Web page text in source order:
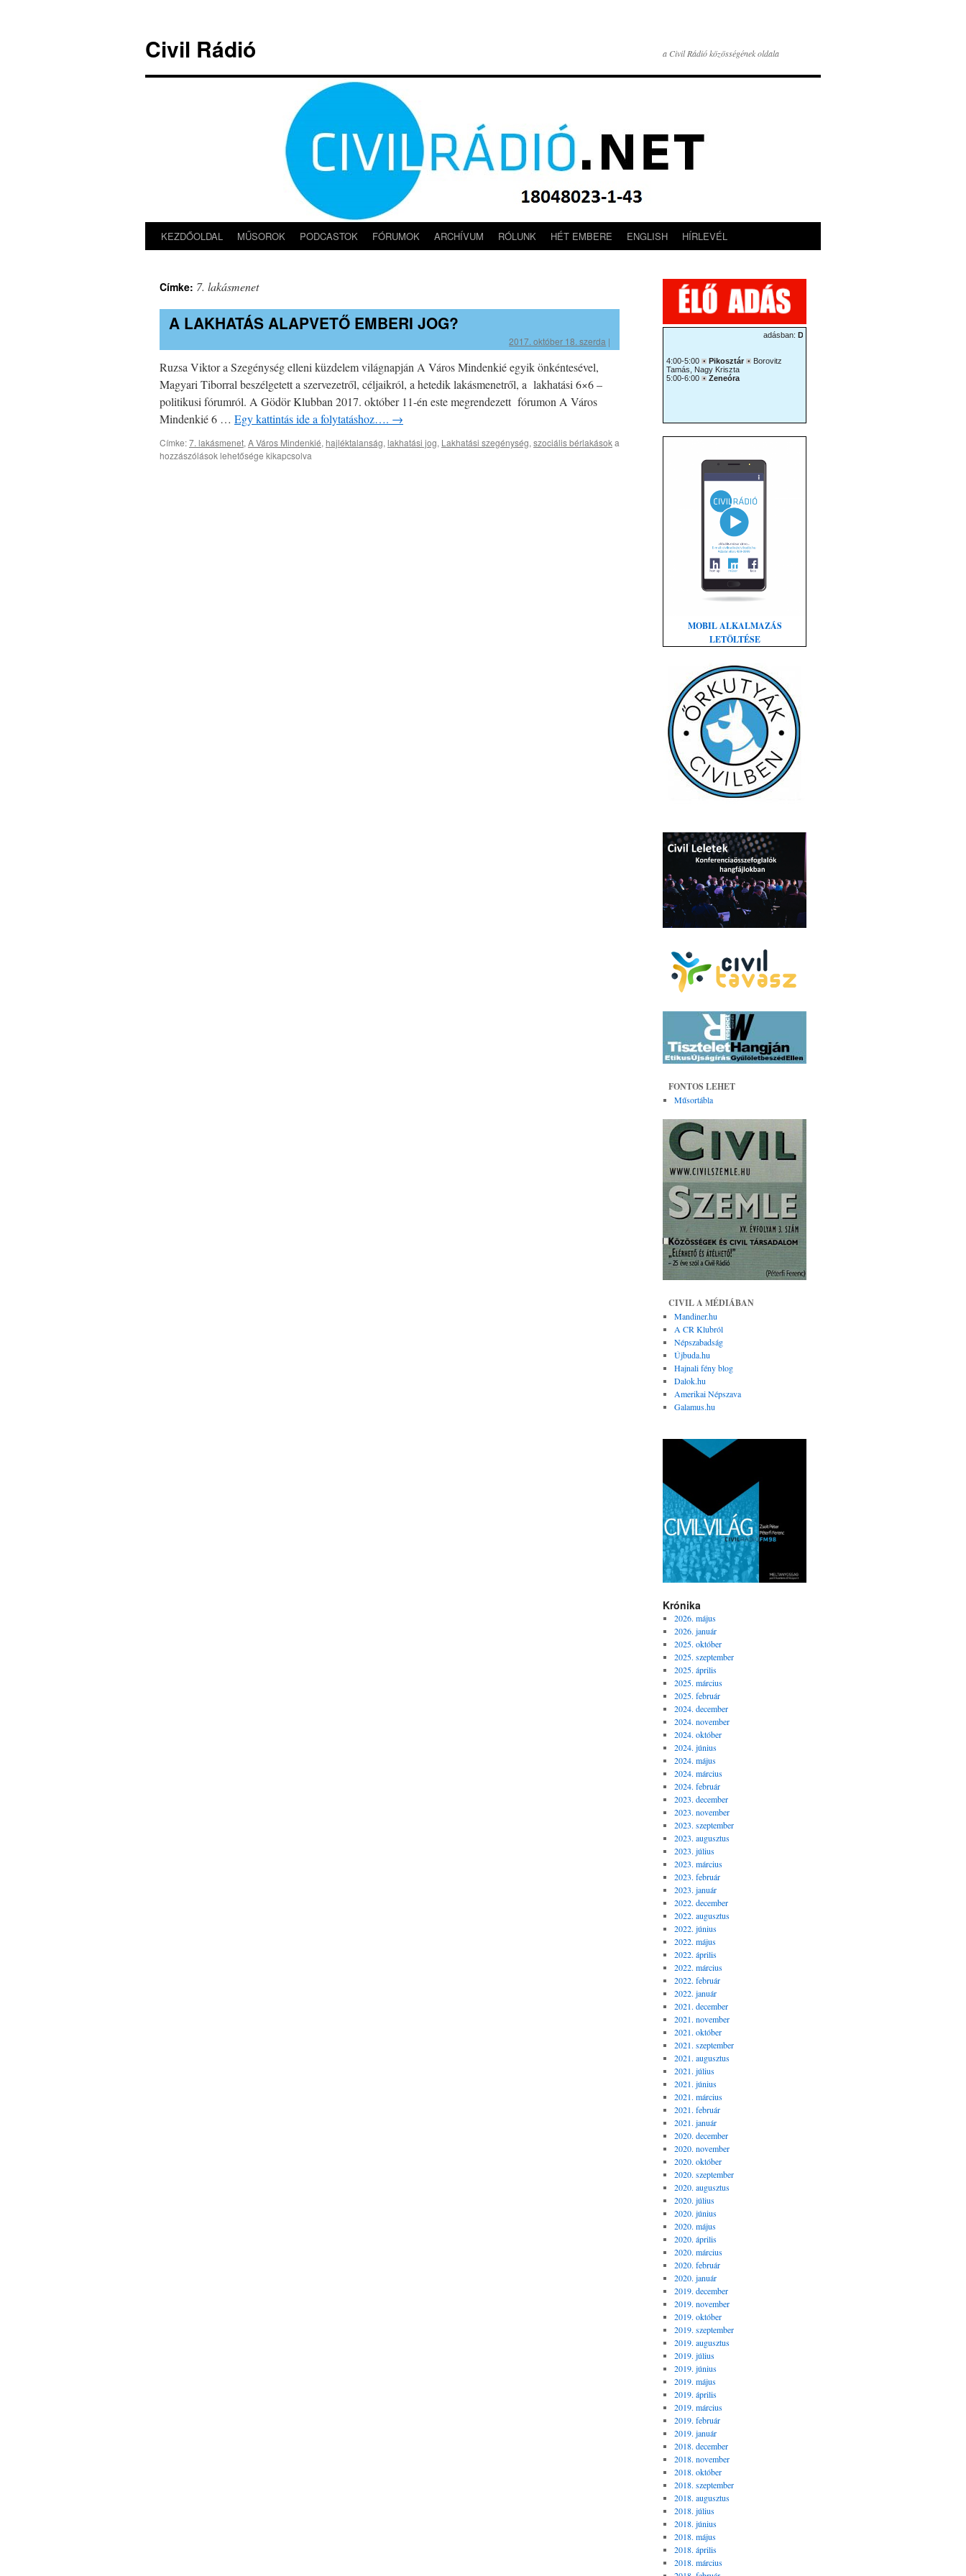
tartalomba
Civil Rádió a Civil Rádió közösségének oldala
KEZDŐOLDAL MŰSOROK PODCASTOK FÓRUMOK ARCHÍVUM RÓLUNK HÉT EMBERE ENGLISH HÍRLEVÉL
Címke: 7. lakásmenet
A LAKHATÁS ALAPVETŐ EMBERI JOG?
2017. október 18. szerda |
Ruzsa Viktor a Szegénység elleni küzdelem világnapján A Város Mindenkié egyik önkéntesével,
Magyari Tiborral beszélgetett a szervezetről, céljaikról, a hetedik lakásmenetről, a lakhatási 6×6 –
politikusi fórumról. A Gödör Klubban 2017. október 11-én este megrendezett fórumon A Város
Mindenkié 6 … Egy kattintás ide a folytatáshoz…. →
Címke:7. lakásmenet, A Város Mindenkié, hajléktalanság, lakhatási jog, Lakhatási szegénység, szociális bérlakásokA
a
hozzászólások lehetősége kikapcsolva
MOBIL ALKALMAZÁS
LETÖLTÉSE
FONTOS LEHET
Műsortábla
CIVIL A MÉDIÁBAN
Mandiner.hu
A CR Klubról
Népszabadság
Újbuda.hu
Hajnali fény blog
Dalok.hu
Amerikai Népszava
Galamus.hu
Krónika
2026. május
2026. január
2025. október
2025. szeptember
2025. április
2025. március
2025. február
2024. december
2024. november
2024. október
2024. június
2024. május
2024. március
2024. február
2023. december
2023. november
2023. szeptember
2023. augusztus
2023. július
2023. március
2023. február
2023. január
2022. december
2022. augusztus
2022. június
2022. május
2022. április
2022. március
2022. február
2022. január
2021. december
2021. november
2021. október
2021. szeptember
2021. augusztus
2021. július
2021. június
2021. március
2021. február
2021. január
2020. december
2020. november
2020. október
2020. szeptember
2020. augusztus
2020. július
2020. június
2020. május
2020. április
2020. március
2020. február
2020. január
2019. december
2019. november
2019. október
2019. szeptember
2019. augusztus
2019. július
2019. június
2019. május
2019. április
2019. március
2019. február
2019. január
2018. december
2018. november
2018. október
2018. szeptember
2018. augusztus
2018. július
2018. június
2018. május
2018. április
2018. március